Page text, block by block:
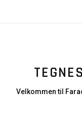
Velkommen til